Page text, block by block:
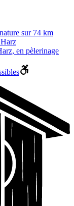
sur 74 km
en pèlerinage